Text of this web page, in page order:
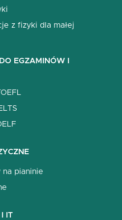
z fizyki dla małej
EGZAMINÓW I
pianinie
I IT